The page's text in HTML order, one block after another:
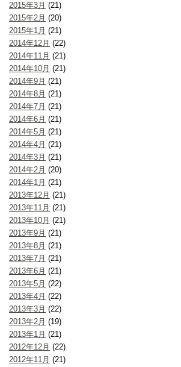
2015年3月 (21)
2015年2月 (20)
2015年1月 (21)
2014年12月 (22)
2014年11月 (21)
2014年10月 (21)
2014年9月 (21)
2014年8月 (21)
2014年7月 (21)
2014年6月 (21)
2014年5月 (21)
2014年4月 (21)
2014年3月 (21)
2014年2月 (20)
2014年1月 (21)
2013年12月 (21)
2013年11月 (21)
2013年10月 (21)
2013年9月 (21)
2013年8月 (21)
2013年7月 (21)
2013年6月 (21)
2013年5月 (22)
2013年4月 (22)
2013年3月 (22)
2013年2月 (19)
2013年1月 (21)
2012年12月 (22)
2012年11月 (21)